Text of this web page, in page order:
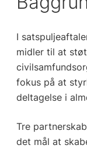
I
midler til at
fokus på at
deltagelse i
Tre
det mål at